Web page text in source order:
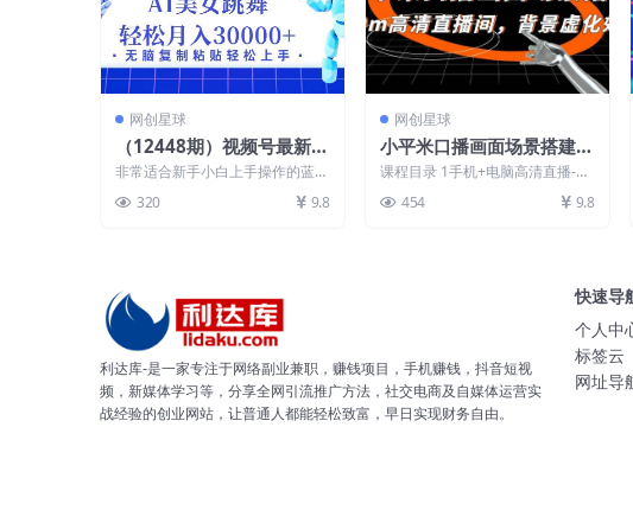
网创星球
（12448期）视频号最新暴
利玩法揭秘，小白也能轻松
月入30000+
非常适合新手小白上手操作的蓝海
项目，最新玩法，流量池巨大，复
制粘贴即可，暴力起号...
320 9.8
网创星球
小平米口播画面场景搭建：
10m高清直播间，背景虚
化效果
课程目录 1手机+电脑高清直播-如
何用手机做高清摄像头直播.mp4
2手机+电脑...
454 9.8
利达库-是一家专注于网络副业兼职，赚钱项目，手机赚钱，抖音短视
频，新媒体学习等，分享全网引流推广方法，社交电商及自媒体运营实
战经验的创业网站，让普通人都能轻松致富，早日实现财务自由。
快速导
个人中
标签云
网址导